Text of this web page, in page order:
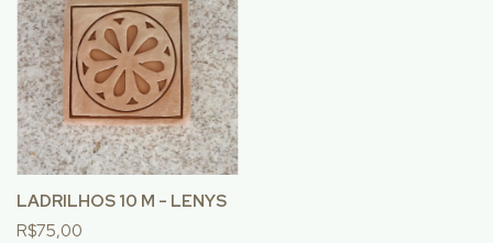
LADRILHOS 10 M - LENYS
R$75,00